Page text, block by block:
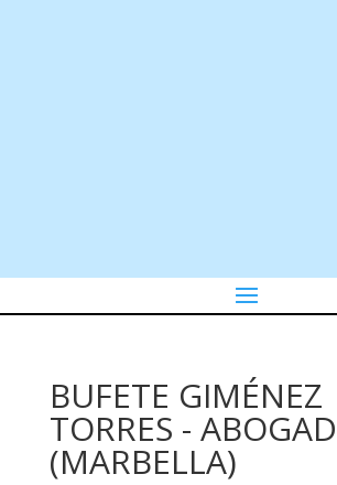
BUFETE GIMÉNEZ
TORRES -
(MARBELLA)